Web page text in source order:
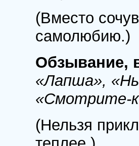
(Вместо
самолюбию.)
Обзывание,
«Лапша»,
«Смотрите-
(Нельзя